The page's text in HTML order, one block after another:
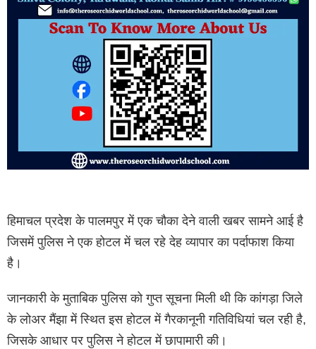
हिमाचल प्रदेश के पालमपुर में एक चौका देने वाली खबर सामने आई है
जिसमें पुलिस ने एक होटल में चल रहे देह व्यापार का पर्दाफाश किया
है।
जानकारी के मुताबिक पुलिस को गुप्त सूचना मिली थी कि कांगड़ा जिले
के लोअर मैंझा में स्थित इस होटल में गैरकानूनी गतिविधियां चल रही है,
जिसके आधार पर पुलिस ने होटल में छापामारी की।